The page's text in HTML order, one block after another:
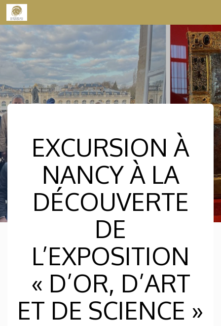
Skip to content
EXCURSION À
NANCY À LA
DÉCOUVERTE
DE
L’EXPOSITION
« D’OR, D’ART
ET DE SCIENCE »